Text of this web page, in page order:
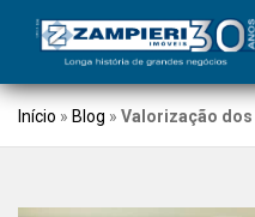
Início » Blog » Valorização dos